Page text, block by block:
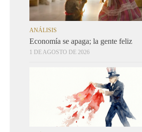
ANÁLISIS
Economía se apaga; la gente feliz
1 DE AGOSTO DE 2026